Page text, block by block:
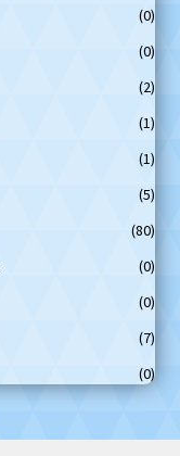
(0)
(0)
(2)
(1)
(1)
(5)
(80)
(0)
(0)
(7)
(0)